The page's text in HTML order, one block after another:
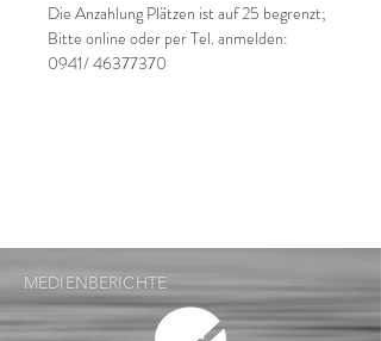
Die Anzahlung Plätzen ist auf 25 begrenzt;
Bitte online oder per Tel. anmelden:
0941/ 46377370
MEDIENBERICHTE